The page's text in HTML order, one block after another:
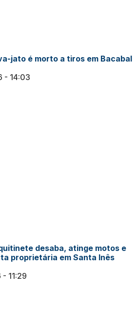
jato é morto a tiros em Bacabal
14:03
desaba, atinge motos e
proprietária em Santa Inês
11:29